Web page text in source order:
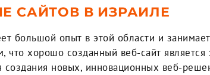
САЙТОВ В ИЗРАИЛЕ
большой опыт в этой области и
хорошо созданный веб-сайт
новых, инновационных веб-